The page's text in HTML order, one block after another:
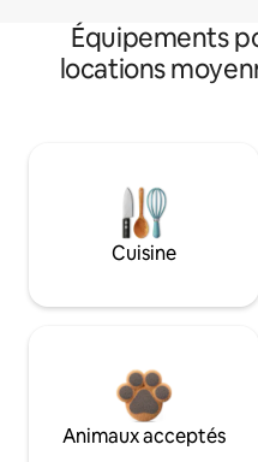
Équipements
locations
Cuisine
Animaux acceptés